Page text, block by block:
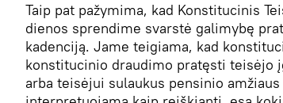
Taip pat pažymima, kad Konstitucinis
dienos sprendime svarstė galimybę
kadenciją. Jame teigiama, kad
konstitucinio draudimo pratęsti teisėjo
arba teisėjui sulaukus pensinio